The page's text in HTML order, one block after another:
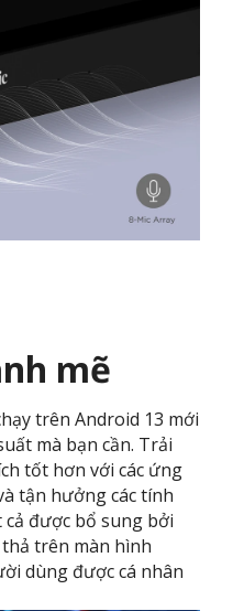
mẽ
trên Android 13 mới
mà bạn cần. Trải
tốt hơn với các ứng
tận hưởng các tính
được bổ sung bởi
trên màn hình
dùng được cá nhân